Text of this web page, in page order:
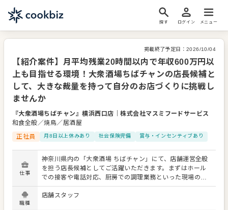
探す ログイン メニュー
掲載終了予定日： 2026/10/04
【紹介案件】月平均残業20時間以内で年収600万円以
上も目指せる環境！大衆酒場ちばチャンの店長候補と
して、大きな裁量を持って自分のお店づくりに挑戦し
ませんか
『大衆酒場ちばチャン』横浜西口店 ｜株式会社マスミフードサービス
和食全般／焼鳥／居酒屋
正社員
月8日以上休みあり 社会保険完備 賞与・インセンティブあり
仕事
神奈川県内の「大衆酒場 ちばチャン」にて、店舗運営全般
を担う店長候補としてご活躍いただきます。まずはホール
での接客や電話対応、厨房での調理業務といった現場の基
礎からスタートしてください。業務に慣れた後は、アルバ
イトスタッフの採用面接や教育、シフト作成、店舗の売買
職種
店舗スタッフ